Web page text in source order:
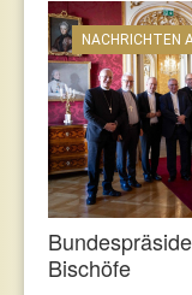
NACHRICHTEN
Bischöfe